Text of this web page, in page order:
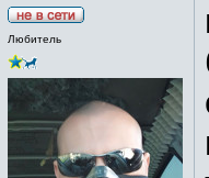
Любитель